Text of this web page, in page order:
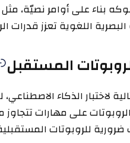
بناء على أوامر نصيّة،
اللغوية تعزز قدرات
المستقبل
لاختبار الذكاء
على مهارات
للروبوتات